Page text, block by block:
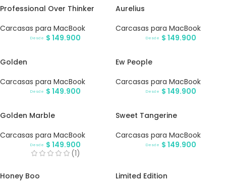
Professional Over Thinker
Carcasas para MacBook
Desde $ 149.900
Aurelius
Carcasas para MacBook
Desde $ 149.900
Golden
Carcasas para MacBook
Desde $ 149.900
Ew People
Carcasas para MacBook
Desde $ 149.900
Golden Marble
Carcasas para MacBook
Desde $ 149.900
(1)
Sweet Tangerine
Carcasas para MacBook
Desde $ 149.900
Honey Boo Limited Edition